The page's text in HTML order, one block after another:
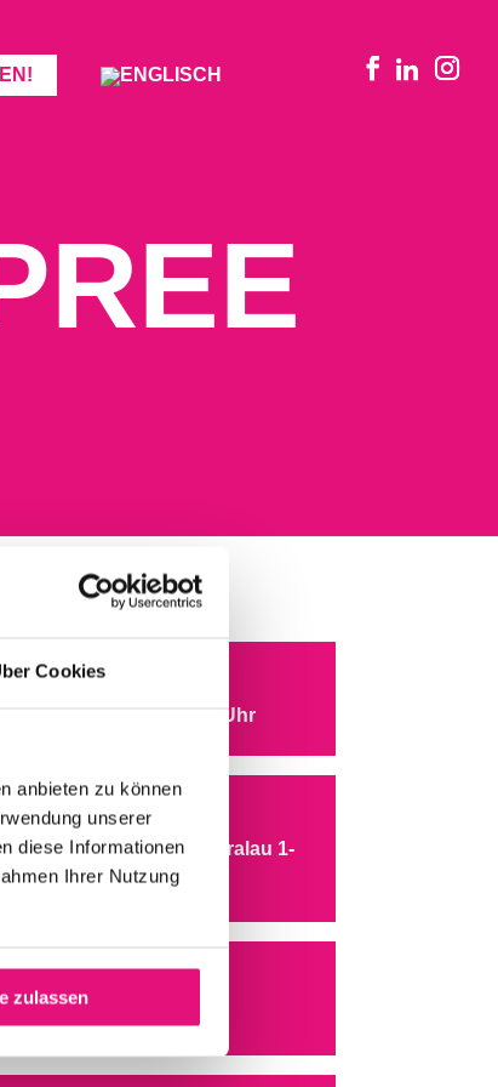
Cookies
anbieten zu können
unserer
diese Informationen
Ihrer Nutzung
zulassen
– 24.07.2026, 18:30 Uhr
& OSThafen, Alt-Stralau 1-